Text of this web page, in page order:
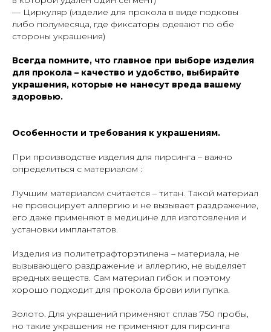
— Циркуляр (изделие для прокола в виде подковы
либо полумесяца, где фиксаторы одевают по обе
стороны украшения)
Всегда помните, что главное при выборе изделия
для прокола – качество и удобство, выбирайте
украшения, которые не нанесут вреда вашему
здоровью.
Особенности и требования к украшениям.
При производстве изделия для пирсинга – важно
определиться с материалом :
Лучшим материалом считается – титан. Такой материал
не провоцирует аллергию и не вызывает раздражение,
его даже применяют в медицине для изготовления и
установки имплантатов.
Изделия из политетрафторэтилена – материала, не
вызывающего раздражение и аллергию, не выделяет
вредных веществ. Сам материал гибок и поэтому
хорошо подходит для прокола брови или пупка.
Золото. Для украшений применяют сплав 750 пробы,
но такие украшения не применяют для пирсинга